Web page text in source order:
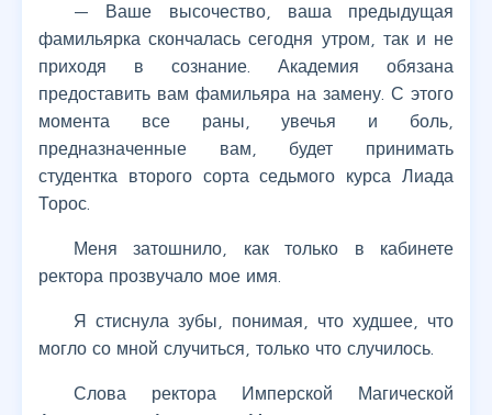
— Ваше высочество, ваша предыдущая
фамильярка скончалась сегодня утром, так и не
приходя в сознание. Академия обязана
предоставить вам фамильяра на замену. С этого
момента все раны, увечья и боль,
предназначенные вам, будет принимать
студентка второго сорта седьмого курса Лиада
Торос.
Меня затошнило, как только в кабинете
ректора прозвучало мое имя.
Я стиснула зубы, понимая, что худшее, что
могло со мной случиться, только что случилось.
Слова ректора Имперской Магической